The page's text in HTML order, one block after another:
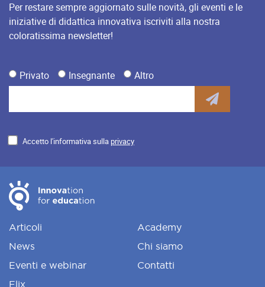
Per restare sempre aggiornato sulle novità, gli eventi e le
iniziative di didattica innovativa iscriviti alla nostra
coloratissima newsletter!
Privato Insegnante Altro
Accetto l'informativa sulla privacy
Articoli
News
Eventi e webinar
Flix
Academy
Chi siamo
Contatti